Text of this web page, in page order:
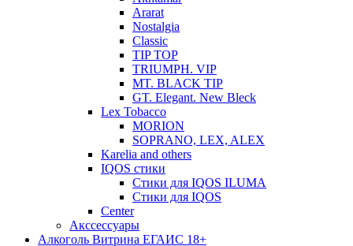
Ararat
Nostalgia
Classic
TIP TOP
TRIUMPH. VIP
MT. BLACK TIP
GT. Elegant. New Bleck
Lex Tobacco
MORION
SOPRANO, LEX, ALEX
Karelia and others
IQOS стики
Стики для IQOS ILUMA
Стики для IQOS
Сenter
Акссессуары
Алкоголь Витрина ЕГАИС 18+